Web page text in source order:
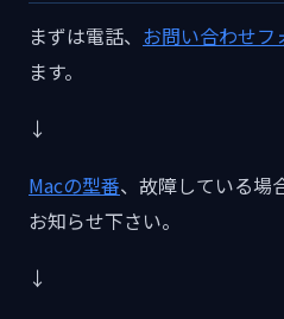
まずは電話、 お問い合わせフ
ます。
↓
Macの型番、故障している場
お知らせ下さい。
↓